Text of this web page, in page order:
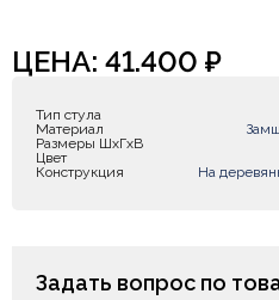
ЦЕНА: 41.400 ₽
Тип стула
Материал
Размеры ШxГxВ
Цвет
Конструкция
На
Задать вопрос по